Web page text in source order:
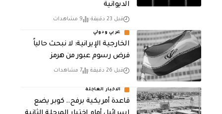
الديوانية
قبل 23 دقيقة 9 مشاهدات
عربي ودولي
الخارجية الإيرانية: لا نبحث حالياً
فرض رسوم عبور من هرمز
قبل 26 دقيقة 7 مشاهدات
الاخبار العاجلة
قاعدة أمريكية برفح.. كوبر يضع